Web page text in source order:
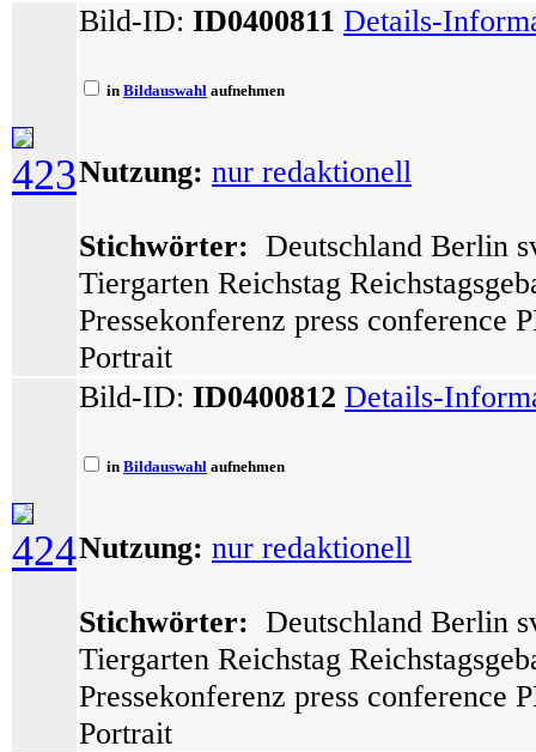
423
Bild-ID: ID0400811 Details-
in Bildauswahl aufnehmen
Nutzung: nur redaktionell
Stichwörter: Deutschland Berlin
Tiergarten Reichstag
Pressekonferenz press
Portrait
424
Bild-ID: ID0400812 Details-
in Bildauswahl aufnehmen
Nutzung: nur redaktionell
Stichwörter: Deutschland Berlin
Tiergarten Reichstag
Pressekonferenz press
Portrait